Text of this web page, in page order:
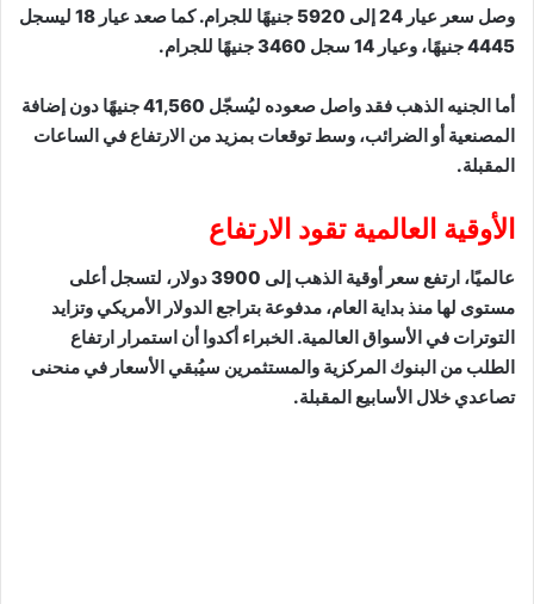
وصل سعر عيار 24 إلى 5920 جنيهًا للجرام. كما صعد عيار 18 ليسجل
4445 جنيهًا، وعيار 14 سجل 3460 جنيهًا للجرام.
أما الجنيه الذهب فقد واصل صعوده ليُسجّل 41,560 جنيهًا دون إضافة
المصنعية أو الضرائب، وسط توقعات بمزيد من الارتفاع في الساعات
المقبلة.
الأوقية العالمية تقود الارتفاع
عالميًا، ارتفع سعر أوقية الذهب إلى 3900 دولار، لتسجل أعلى
مستوى لها منذ بداية العام، مدفوعة بتراجع الدولار الأمريكي وتزايد
التوترات في الأسواق العالمية. الخبراء أكدوا أن استمرار ارتفاع
الطلب من البنوك المركزية والمستثمرين سيُبقي الأسعار في منحنى
تصاعدي خلال الأسابيع المقبلة.